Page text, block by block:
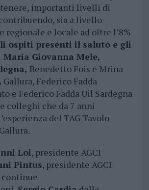
importanti livelli di
sia a livello
regionale e locale ad oltre l’8%
ospiti presenti il saluto e gli
Giovanna Mele,
Benedetto Fois e Mrina
Gallura, Federico Fadda
e Federico Fadda Uil Sardegna
colleghi che da 7 anni
del TAG Tavolo
Loi, presidente AGCI
Pintus, presidente AGCI
continue